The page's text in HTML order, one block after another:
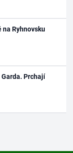
na Ryhnovsku
Prchají